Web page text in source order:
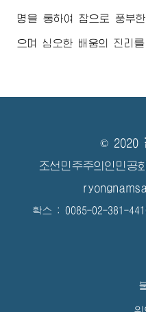
명을 통하여 참으로 풍부
으며 심오한 배움의 진리
© 2020
조선민주주의인민공
확스 : 0085-02-381-